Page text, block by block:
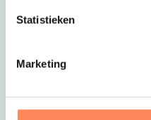
Statistieken
Marketing
Beleef het
dit moment veel